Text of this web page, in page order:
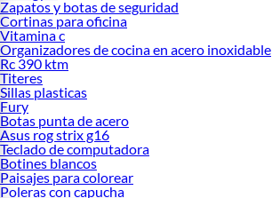
Zapatos y botas de seguridad
Cortinas para oficina
Vitamina c
Organizadores de cocina en acero inoxidable
Rc 390 ktm
Titeres
Sillas plasticas
Fury
Botas punta de acero
Asus rog strix g16
Teclado de computadora
Botines blancos
Paisajes para colorear
Poleras con capucha